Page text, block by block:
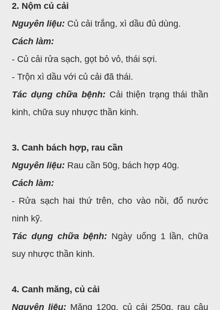
2. Nộm củ cải
Nguyên liệu: Củ cải trắng, xì dầu đủ dùng.
Cách làm:
- Củ cải rửa sạch, gọt bỏ vỏ, thái sợi.
- Trộn xì dầu với củ cải đã thái.
Tác dụng chữa bệnh: Cải thiện trạng thái thần
kinh, chữa suy nhược thần kinh.
3. Canh bách hợp, rau cần
Nguyên liệu: Rau cần 50g, bách hợp 40g.
Cách làm:
- Rửa sạch hai thứ trên, cho vào nồi, đổ nước
ninh kỹ.
Tác dụng chữa bệnh: Ngày uống 1 lần, chữa
suy nhược thần kinh.
4. Canh măng, củ cải
Nguyên liệu: Măng 120g, củ cải 250g, rau câu